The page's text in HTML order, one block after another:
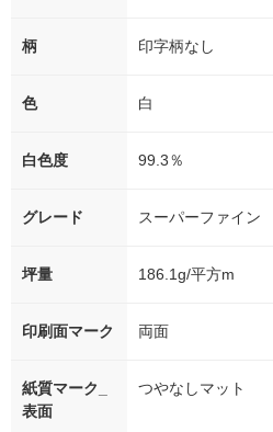
柄 印字柄なし
色 白
白色度 99.3％
グレード スーパーファイン
坪量 186.1g/平方m
印刷面マーク 両面
紙質マーク_
表面
つやなしマット